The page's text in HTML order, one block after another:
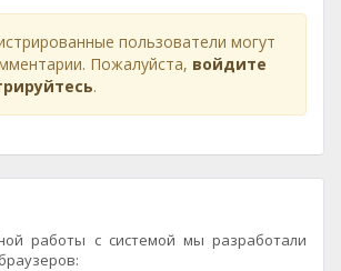
пользователи могут
Пожалуйста, войдите
.
работы с системой мы разработали